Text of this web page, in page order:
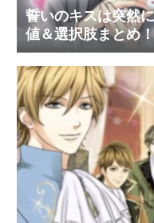
誓いのキスは突然
値＆選択肢まとめ！